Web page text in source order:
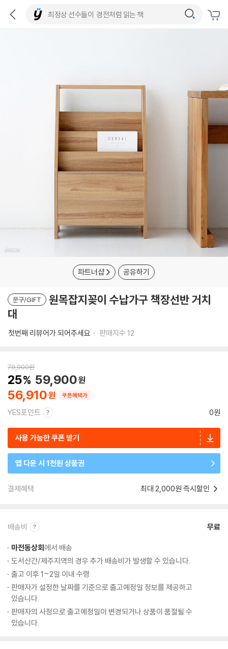
파트너샵 공유하기
문구/GIFT
원목잡지꽂이 수납가구 책장선반 거치
대
첫번째 리뷰어가 되어주세요 판매지수 12
79,900원
56,910
25 59,900
쿠폰혜택가
YES포인트 0원
사용 가능한 쿠폰 받기
앱 다운 시 1천원 상품권
결제혜택 최대 2,000원 즉시할인
배송비 무료
마전동상회에서 배송
도서산간/제주지역의 경우 추가 배송비가 발생할 수 있습니다.
출고 이후 1~2일 이내 수령
판매자가 설정한 날짜를 기준으로 출고예정일 정보를 제공하고
있습니다.
판매자의 사정으로 출고예정일이 변경되거나 상품이 품절될 수
있습니다.